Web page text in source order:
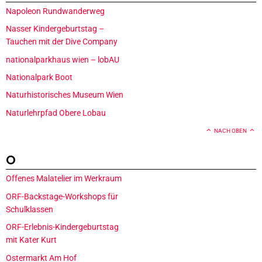
Napoleon Rundwanderweg
Nasser Kindergeburtstag –
Tauchen mit der Dive Company
nationalparkhaus wien – lobAU
Nationalpark Boot
Naturhistorisches Museum Wien
Naturlehrpfad Obere Lobau
NACH OBEN
O
Offenes Malatelier im Werkraum
ORF-Backstage-Workshops für
Schulklassen
ORF-Erlebnis-Kindergeburtstag
mit Kater Kurt
Ostermarkt Am Hof